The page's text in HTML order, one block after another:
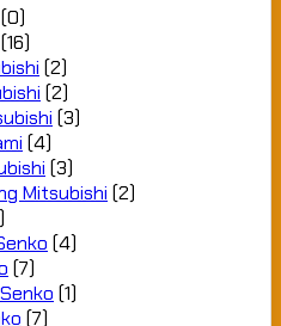
(0)
(16)
(2)
(2)
(3)
(4)
(3)
Mitsubishi (2)
(4)
(7)
(1)
(7)